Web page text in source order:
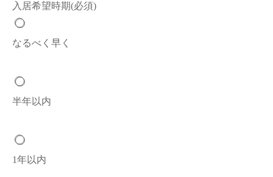
入居希望時期(必須)
なるべく早く
半年以内
1年以内